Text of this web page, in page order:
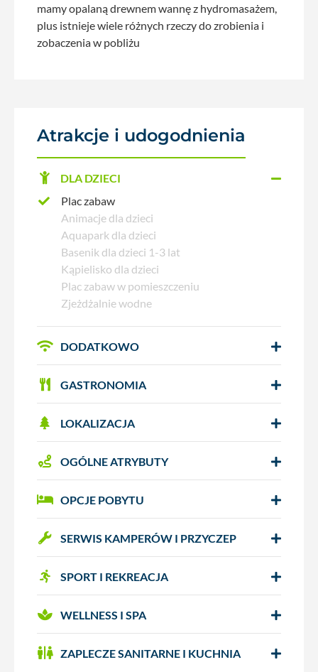
mamy opalaną drewnem wannę z hydromasażem,
plus istnieje wiele różnych rzeczy do zrobienia i
zobaczenia w pobliżu
Atrakcje i udogodnienia
DLA DZIECI
Plac zabaw
Animacje dla dzieci
Aquapark dla dzieci
Basenik dla dzieci 1-3 lat
Kąpielisko dla dzieci
Plac zabaw w pomieszczeniu
Zjeżdżalnie wodne
DODATKOWO
GASTRONOMIA
LOKALIZACJA
OGÓLNE ATRYBUTY
OPCJE POBYTU
SERWIS KAMPERÓW I PRZYCZEP
SPORT I REKREACJA
WELLNESS I SPA
ZAPLECZE SANITARNE I KUCHNIA